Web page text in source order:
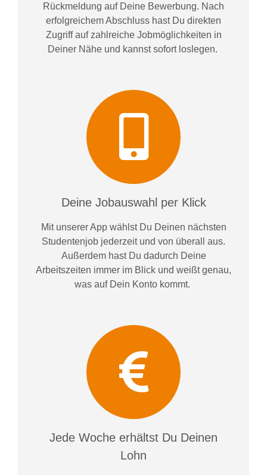
Rückmeldung auf Deine Bewerbung. Nach
erfolgreichem Abschluss hast Du direkten
Zugriff auf zahlreiche Jobmöglichkeiten in
Deiner Nähe und kannst sofort loslegen.
Deine Jobauswahl per Klick
Mit unserer App wählst Du Deinen nächsten
Studentenjob jederzeit und von überall aus.
Außerdem hast Du dadurch Deine
Arbeitszeiten immer im Blick und weißtgenau,
was auf Dein Konto kommt.
Jede Woche erhältst Du Deinen
Lohn